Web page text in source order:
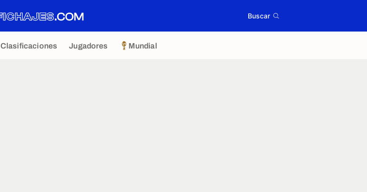
Buscar
Clasificaciones Jugadores Mundial